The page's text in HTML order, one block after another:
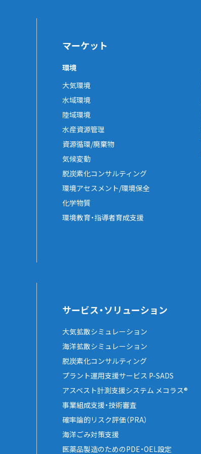
マーケット
環境
大気環境
水域環境
陸域環境
水産資源管理
資源循環/廃棄物
気候変動
脱炭素化コンサルティング
環境アセスメント/環境保全
化学物質
環境教育・指導者育成支援
サービス・ソリューション
大気拡散シミュレーション
海洋拡散シミュレーション
脱炭素化コンサルティング
プラント運用支援サービス P-SADS
アスベスト計測支援システム メコラス®
事業組成支援・技術審査
確率論的リスク評価（PRA）
海洋ごみ対策支援
医薬品製造のためのPDE・OEL設定